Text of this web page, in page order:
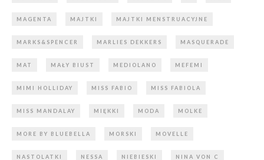
MAGENTA MAJTKI MAJTKI MENSTRUACYJNE
MARKS&SPENCER MARLIES DEKKERS MASQUERADE
MAT MAŁY BIUST MEDIOLANO MEFEMI
MIMI HOLLIDAY MISS FABIO MISS FABIOLA
MISS MANDALAY MIĘKKI MODA MOLKE
MORE BY BLUEBELLA MORSKI MOVELLE
NASTOLATKI NESSA NIEBIESKI NINA VON C